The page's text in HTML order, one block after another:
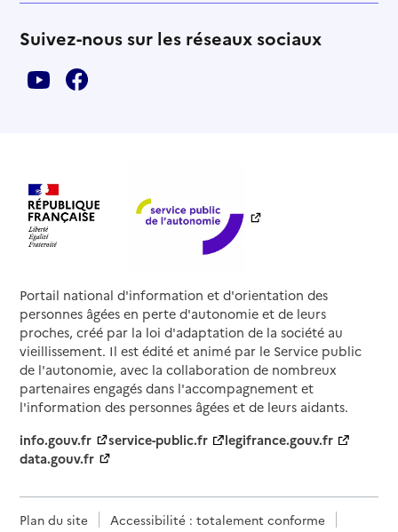
Suivez-nous sur les réseaux sociaux
Portail national d'information et d'orientation des
personnes âgées en perte d'autonomie et de leurs
proches, créé par la loi d'adaptation de la société au
vieillissement. Il est édité et animé par le Service public
de l'autonomie, avec la collaboration de nombreux
partenaires engagés dans l'accompagnement et
l'information des personnes âgées et de leurs aidants.
info.gouv.fr
service-public.fr
legifrance.gouv.fr
data.gouv.fr
Plan du site
Accessibilité : totalement conforme